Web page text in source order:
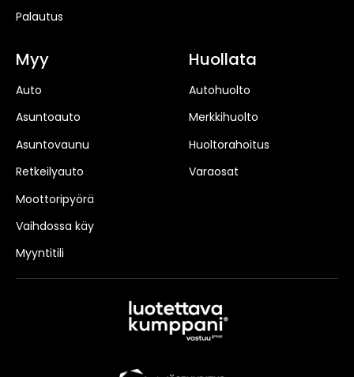
Palautus
Myy
Auto
Asuntoauto
Asuntovaunu
Retkeilyauto
Moottoripyörä
Vaihdossa käy
Myyntitili
Huollata
Autohuolto
Merkkihuolto
Huoltorahoitus
Varaosat